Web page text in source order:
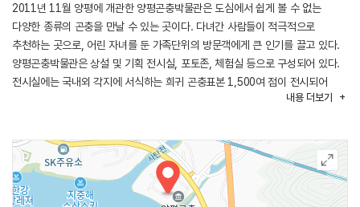
2011년 11월 양평에 개관한 양평곤충박물관은 도심에서 쉽게 볼 수 없는
다양한 종류의 곤충을 만날 수 있는 곳이다. 다녀간 사람들이 적극적으로
추천하는 곳으로, 어린 자녀를 둔 가족단위의 방문객에게 큰 인기를 끌고 있다.
양평곤충박물관은 상설 및 기획 전시실, 포토존, 체험실 등으로 구성되어 있다.
전시실에는 국내외 각지에 서식하는 희귀 곤충표본 1,500여 점이 전시되어
있다. 특히 사슴벌레, 장수풍뎅이를 관찰하고, 흙 속에 있는 애벌레를 찾아
스탬프 찍기, 곤충 배지 만들기 같은 체험 프로그램이 마련되어 있고, 야외
체험장에서는 나비목걸이, 장수풍뎅이 표본 만들기 등 유료프로그램도
운영된다. 영상학습실에서 다큐멘터리가 연속 상영되어 언제든지 감상할 수
있다.
내용 더보기